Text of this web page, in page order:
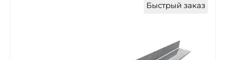
Быстрый заказ